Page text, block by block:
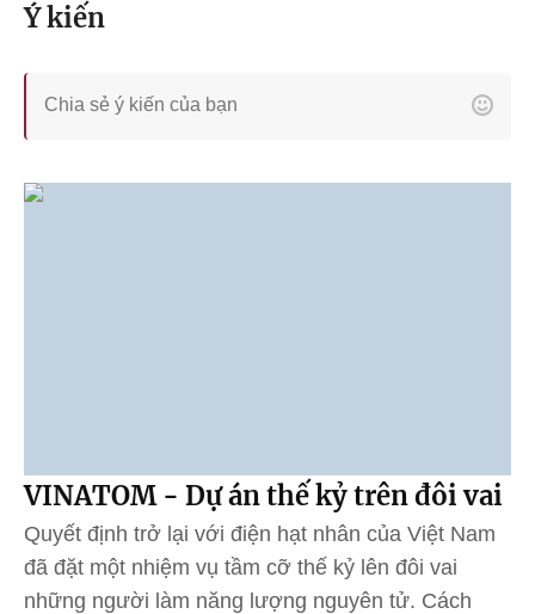
Ý kiến
VINATOM - Dự án thế kỷ trên đôi vai
Quyết định trở lại với điện hạt nhân của Việt Nam
đã đặt một nhiệm vụ tầm cỡ thế kỷ lên đôi vai
những người làm năng lượng nguyên tử. Cách